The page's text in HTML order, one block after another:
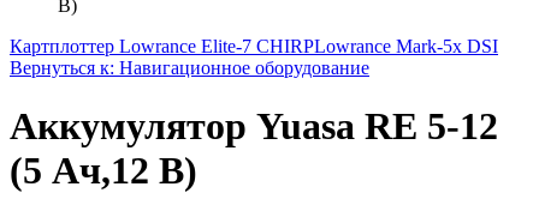
В)
Картплоттер Lowrance Elite-7 CHIRPLowrance Mark-5x DSI
Вернуться к: Навигационное оборудование
Аккумулятор Yuasa RE 5-12
(5 Ач,12 В)